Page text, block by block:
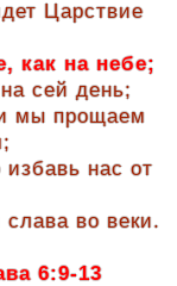
Царствие
как на небе;
сей день;
мы прощаем
нас от
во веки.
6:9-13